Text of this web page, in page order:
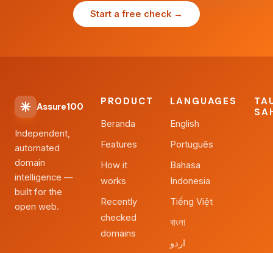
Start a free check →
Assure100
Independent,
automated
domain
intelligence —
built for the
open web.
PRODUCT
Beranda
Features
How it
works
Recently
checked
domains
LANGUAGES
English
Português
Bahasa
Indonesia
Tiếng Việt
বাংলা
اردو